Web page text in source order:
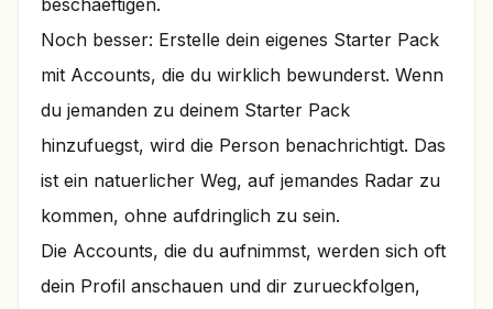
beschaeftigen.
Noch besser: Erstelle dein eigenes Starter Pack
mit Accounts, die du wirklich bewunderst. Wenn
du jemanden zu deinem Starter Pack
hinzufuegst, wird die Person benachrichtigt. Das
ist ein natuerlicher Weg, auf jemandes Radar zu
kommen, ohne aufdringlich zu sein.
Die Accounts, die du aufnimmst, werden sich oft
dein Profil anschauen und dir zurueckfolgen,